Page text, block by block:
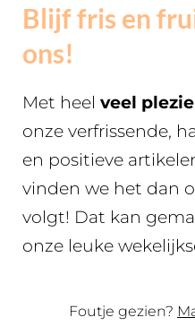
Blijf fris en
ons!
Met heel veel
onze verfrissende,
en positieve
vinden we het dan
volgt! Dat kan
onze leuke
Foutje gezien?